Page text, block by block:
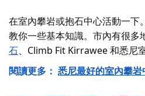
在室內攀岩或抱石中心活動一下
教你一些基本知識。市內有很多
石、Climb Fit Kirrawee 和悉尼
閱讀更多： 悉尼最好的室內攀岩